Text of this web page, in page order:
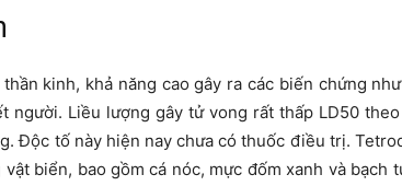
kinh, khả năng cao gây ra các biến chứng
người. Liều lượng gây tử vong rất thấp LD50
Độc tố này hiện nay chưa có thuốc điều trị.
biển, bao gồm cá nóc, mực đốm xanh và bạch